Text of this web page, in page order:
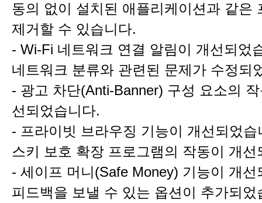
동의 없이 설치된 애플리케이션과 같은
제거할 수 있습니다.
- Wi-Fi 네트워크 연결 알림이 개선되었
네트워크 분류와 관련된 문제가 수정되
- 광고 차단(Anti-Banner) 구성 요소의
선되었습니다.
- 프라이빗 브라우징 기능이 개선되었
스키 보호 확장 프로그램의 작동이 개선
- 세이프 머니(Safe Money) 기능이 개선
피드백을 보낼 수 있는 옵션이 추가되었